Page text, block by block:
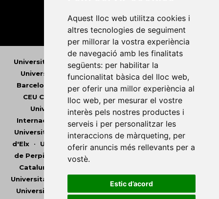
Aquest lloc web utilitza cookies i
altres tecnologies de seguiment
per millorar la vostra experiència
de navegació amb les finalitats
següents: per habilitar la
funcionalitat bàsica del lloc web,
per oferir una millor experiència al
lloc web, per mesurar el vostre
interès pels nostres productes i
serveis i per personalitzar les
interaccions de màrqueting, per
oferir anuncis més rellevants per a
vostè.
Estic d’acord
Universitat Abat Oliba CEU •Universitat d'Alacant
Universitat d'Andorra•Universitat Autònoma de
Barcelona
Universitat de Barcelona•Universitat
CEU Cardenal Herrera
•Universitat de Girona
Universitat de les Illes Balears•Universitat
Internacional de Catalunya •Universitat Jaume I
Universitat de Lleida •Universitat Miguel Hernández
d'Elx• Universitat Oberta de Catalunya•Universitat
de Perpinyà Via Domitia
Catalunya
Universitat Pompeu Fabra
• Universitat Ramon Llull
Universitat Rovira i Virgili•Universitat de Sàsser•